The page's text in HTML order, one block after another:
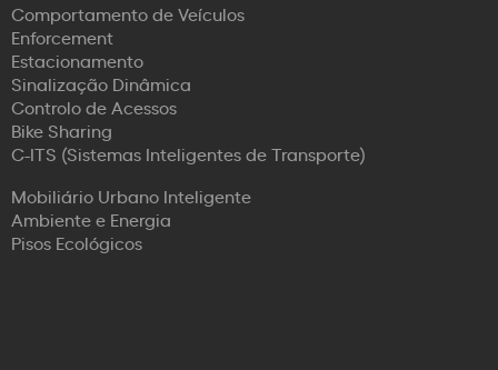
Comportamento de Veículos
Enforcement
Estacionamento
Sinalização Dinâmica
Controlo de Acessos
Bike Sharing
C-ITS (Sistemas Inteligentes de Transporte)
Mobiliário Urbano Inteligente
Ambiente e Energia
Pisos Ecológicos